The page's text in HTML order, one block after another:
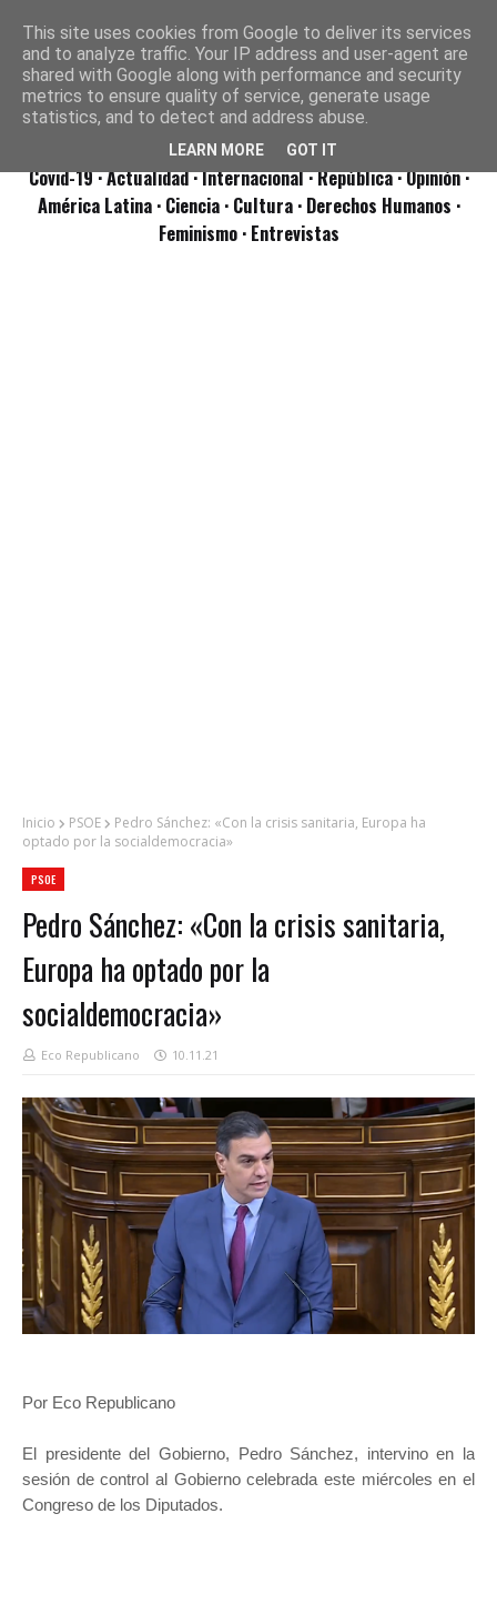
Covid-19· Actualidad· Internacional· República· Opinión·
América Latina · Ciencia · Cultura · Derechos Humanos ·
Feminismo · Entrevistas
Inicio PSOE
Pedro Sánchez: «Con la crisis sanitaria, Europa ha
optado por la socialdemocracia»
PSOE
Pedro Sánchez: «Con la crisis sanitaria,
Europa ha optado por la
socialdemocracia»
Eco Republicano 10.11.21
Por Eco Republicano
El presidente del Gobierno, Pedro Sánchez, intervino en la
sesión de control al Gobierno celebrada este miércoles en el
Congreso de los Diputados.
This site uses cookies from Google to deliver its services
and to analyze traffic. Your IP address and user-agent are
shared with Google along with performance and security
metrics to ensure quality of service, generate usage
statistics, and to detect and address abuse.
LEARN MORE GOT IT